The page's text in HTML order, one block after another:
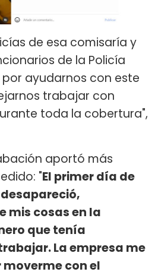
de esa comisaría y
de la Policía
por ayudarnos con este
trabajar con
toda la cobertura",
aportó más
"El primer día de
mis cosas en la
que tenía
La empresa me
con el